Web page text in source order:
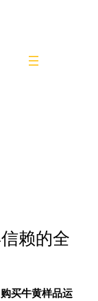
赖的全
购买牛黄样品运